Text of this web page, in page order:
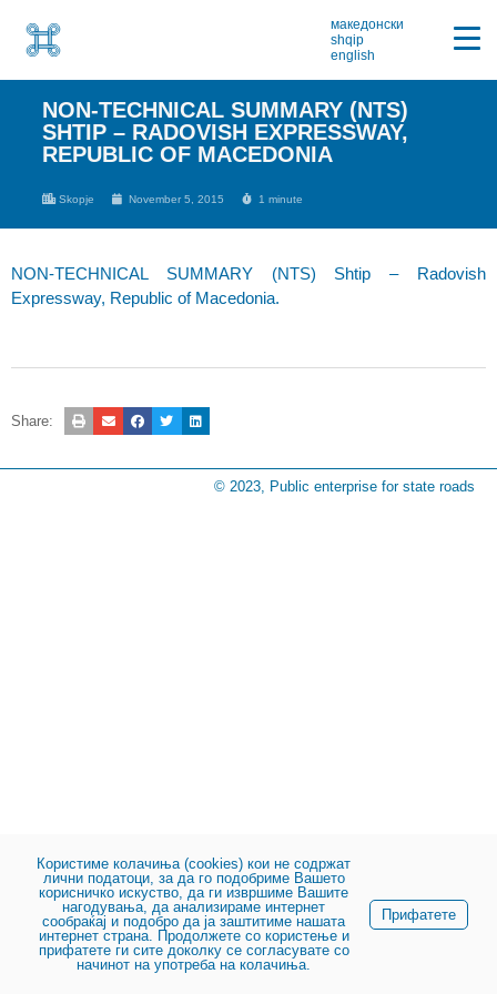
македонски
shqip
english
NON-TECHNICAL SUMMARY (NTS)
SHTIP – RADOVISH EXPRESSWAY,
REPUBLIC OF MACEDONIA
Skopje November 5, 2015 1 minute
NON-TECHNICAL SUMMARY (NTS) Shtip – Radovish
Expressway, Republic of Macedonia.
Share:
© 2023, Public enterprise for state roads
Користиме колачиња (cookies) кои не содржат
лични податоци, за да го подобриме Вашето
корисничко искуство, да ги извршиме Вашите
нагодувања, да анализираме интернет
сообраќај и подобро да ја заштитиме нашата
интернет страна. Продолжете со користење и
прифатете ги сите доколку се согласувате со
начинот на употреба на колачиња.
Прифатете